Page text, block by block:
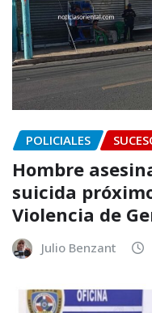
POLICIALES
Hombre
suicida
Violencia de
Julio Benzant